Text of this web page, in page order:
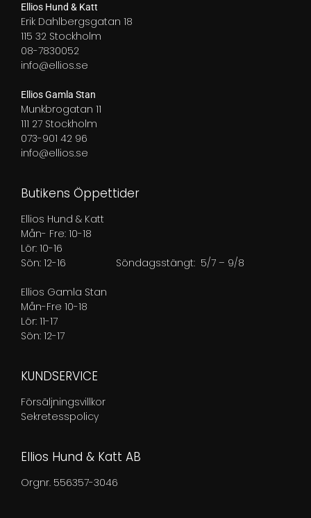
Ellios Hund & Katt
Erik Dahlbergsgatan 18
115 32 Stockholm
08-7830052
info@ellios.se
Ellios Gamla Stan
Munkbrogatan 11
111 27 Stockholm
073-901 42 96
info@ellios.se
Butikens Öppettider
Ellios Hund & Katt
Mån- Fre: 10-18
Lör: 10-16
Sön: 12-16 Söndagsstängt: 5/7 – 9/8
Ellios Gamla Stan
Mån-Fre 10-18
Lör: 11-17
Sön: 12-17
KUNDSERVICE
Försäljningsvillkor
Sekretesspolicy
Ellios Hund & Katt AB
Orgnr. 556357-3046